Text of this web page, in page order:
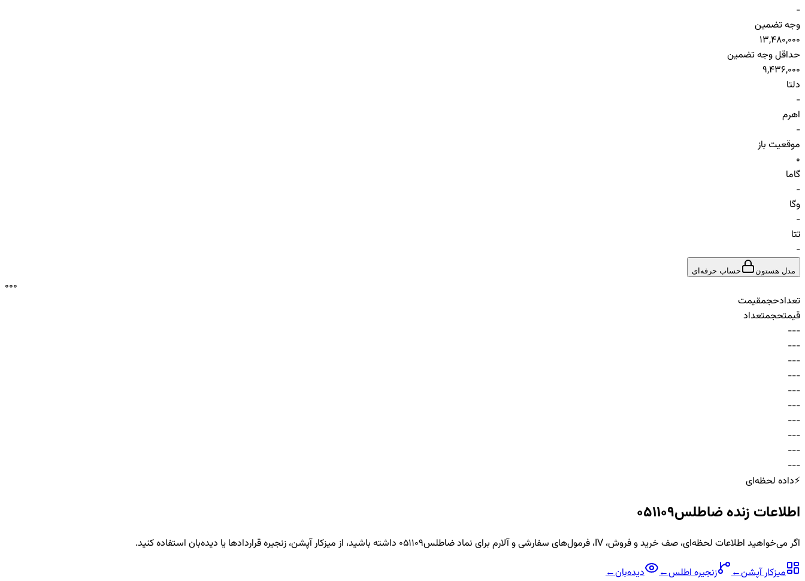
-
وجه تضمین
13,480,000
حداقل وجه تضمین
9,436,000
دلتا
-
اهرم
-
موقعیت باز
0
گاما
-
وگا
-
تتا
-
مدل هستون حساب حرفه‌ای
000
تعدادحجمقیمت
قیمتحجمتعداد
-
-
-
-
-
-
-
-
-
-
-
-
-
-
-
-
-
-
-
-
-
-
-
-
-
-
-
-
-
-
⚡داده لحظه‌ای
اطلاعات زندهضاطلس051109
اگر می‌خواهید اطلاعات لحظه‌ای، صف خرید و فروش، IV، فرمول‌های سفارشی و آلارم برای نماد ضاطلس051109
داشته باشید، از میزکار آپشن، زنجیره قراردادها یا دیده‌بان استفاده کنید.
میزکار آپشن← زنجیرهاطلس← دیده‌بان←